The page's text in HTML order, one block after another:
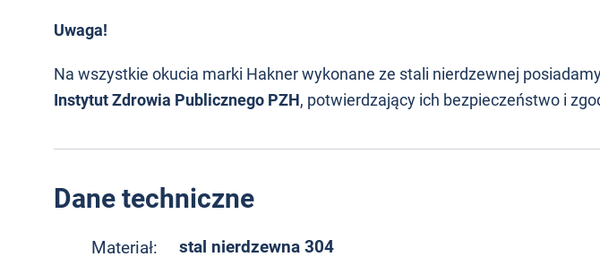
Uwaga!
Na wszystkie okucia marki Hakner wykonane ze stali nierdzewnej
Instytut Zdrowia Publicznego PZH, potwierdzający ich bezpieczeństwo i
Dane techniczne
Materiał: stal nierdzewna 304